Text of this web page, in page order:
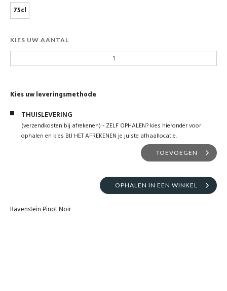
75cl
KIES UW AANTAL
Kies uw leveringsmethode
THUISLEVERING
(verzendkosten bij afrekenen) - ZELF OPHALEN? kies hieronder voor
ophalen en kies BIJ HET AFREKENEN je juiste afhaallocatie.
TOEVOEGEN
OPHALEN IN EEN WINKEL
Ravenstein Pinot Noir